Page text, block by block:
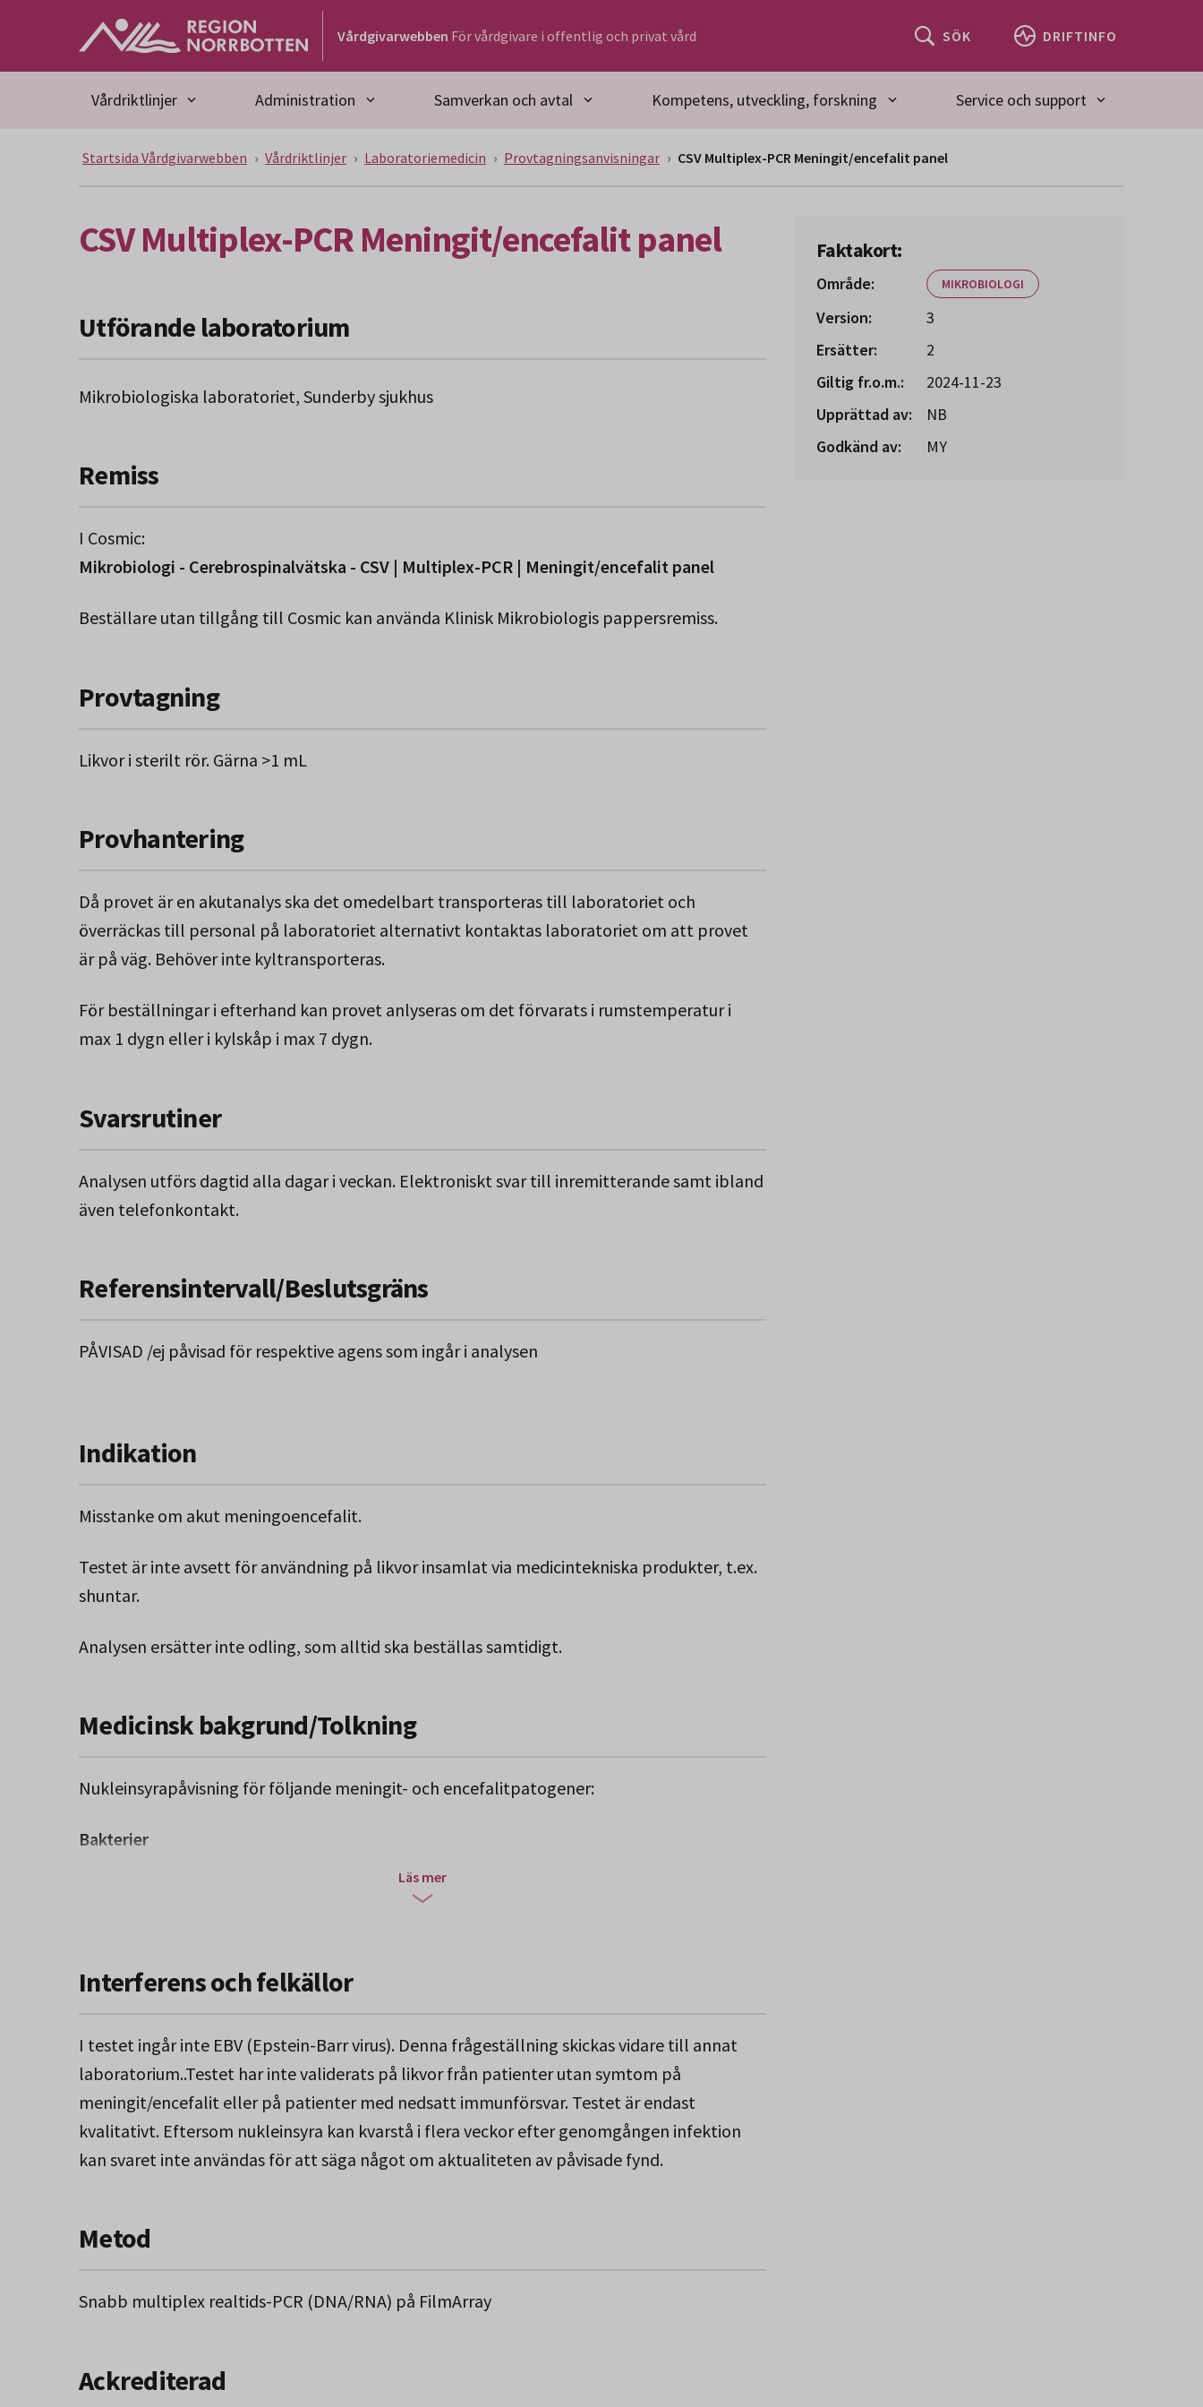
Gå till huvudmeny
Gå till övergripande innehåll
Vårdgivarwebben För vårdgivare i offentlig och privat vård SÖK DRIFTINFO
Vårdriktlinjer Administration Samverkan och avtal Kompetens, utveckling, forskning Service och support
Startsida Vårdgivarwebben Vårdriktlinjer Laboratoriemedicin Provtagningsanvisningar CSV Multiplex-PCR Meningit/encefalit panel
CSV Multiplex-PCR Meningit/encefalit panel
Utförande laboratorium
Mikrobiologiska laboratoriet, Sunderby sjukhus
Remiss
I Cosmic:
Mikrobiologi - Cerebrospinalvätska - CSV | Multiplex-PCR | Meningit/encefalit panel
Beställare utan tillgång till Cosmic kan använda Klinisk Mikrobiologis pappersremiss.
Provtagning
Likvor i sterilt rör. Gärna >1 mL
Provhantering
Då provet är en akutanalys ska det omedelbart transporteras till laboratoriet och
överräckas till personal på laboratoriet alternativt kontaktas laboratoriet om att provet
är på väg. Behöver inte kyltransporteras.
För beställningar i efterhand kan provet anlyseras om det förvarats i rumstemperatur i
max 1 dygn eller i kylskåp i max 7 dygn.
Svarsrutiner
Analysen utförs dagtid alla dagar i veckan. Elektroniskt svar till inremitterande samt ibland
även telefonkontakt.
Referensintervall/Beslutsgräns
PÅVISAD /ej påvisad för respektive agens som ingår i analysen
Indikation
Misstanke om akut meningoencefalit.
Testet är inte avsett för användning på likvor insamlat via medicintekniska produkter, t.ex.
shuntar.
Analysen ersätter inte odling, som alltid ska beställas samtidigt.
Medicinsk bakgrund/Tolkning
Nukleinsyrapåvisning för följande meningit- och encefalitpatogener:
Bakterier
Streptococcus pneumoniae (pneumokocker)
Listeria monocytogenes
Escherichia coli (kapsel typ K1)
Virus
Humant herpesvirus typ 1 och 2 (HSV-1 och HSV-2)
Varicella Zostervirus (VZV)
Humant parechovirus
Cytomegalovirus (CMV)
Cryptococcus neoformans/gatti (kryptokocker)
Läs mer
Interferens och felkällor
I testet ingår inte EBV (Epstein-Barr virus). Denna frågeställning skickas vidare till annat
laboratorium..Testet har inte validerats på likvor från patienter utan symtom på
meningit/encefalit eller på patienter med nedsatt immunförsvar. Testet är endast
kvalitativt. Eftersom nukleinsyra kan kvarstå i flera veckor efter genomgången infektion
kan svaret inte användas för att säga något om aktualiteten av påvisade fynd.
Metod
Snabb multiplex realtids-PCR (DNA/RNA) på FilmArray
Ackrediterad
Faktakort:
Område: MIKROBIOLOGI
Version:
3
Ersätter:
2
Giltig fr.o.m.:
2024-11-23
Upprättad av:
NB
Godkänd av:
MY